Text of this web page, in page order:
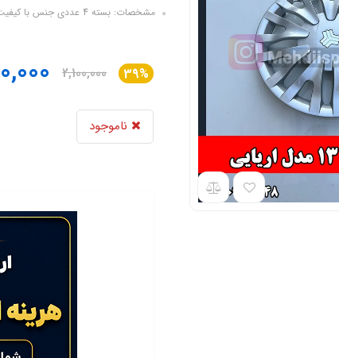
مشخصات: بسته 4 عددی جنس با کیفیت و عالی مناسب کلیه پراید ها
39%
2,100,000
ناموجود